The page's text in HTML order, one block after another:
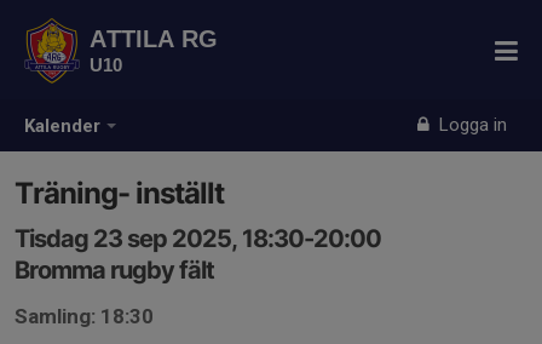
Kalender Logga in
ATTILA RG
U10
Träning- inställt
Tisdag 23 sep 2025, 18:30-20:00
Bromma rugby fält
Samling: 18:30